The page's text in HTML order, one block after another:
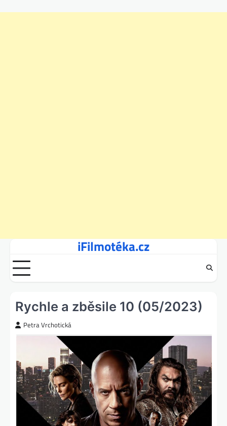
content
iFilmotéka.cz
Rychle a zběsile 10 (05/2023)
Petra Vrchotická